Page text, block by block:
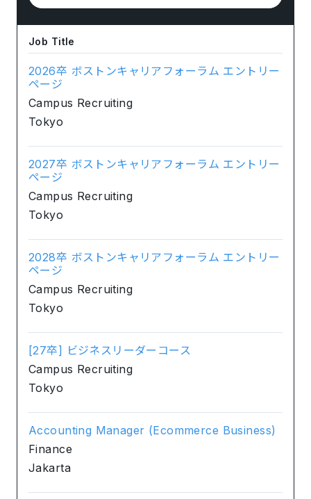
Job Title
2026卒 ボストンキャリアフォーラム エントリー
ページ
Campus Recruiting
Tokyo
2027卒 ボストンキャリアフォーラム エントリー
ページ
Campus Recruiting
Tokyo
2028卒 ボストンキャリアフォーラム エントリー
ページ
Campus Recruiting
Tokyo
[27卒] ビジネスリーダーコース
Campus Recruiting
Tokyo
Accounting Manager (Ecommerce Business)
Finance
Jakarta